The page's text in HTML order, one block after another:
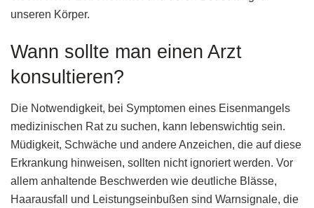
unseren Körper.
Wann sollte man einen Arzt
konsultieren?
Die Notwendigkeit, bei Symptomen eines Eisenmangels
medizinischen Rat zu suchen, kann lebenswichtig sein.
Müdigkeit, Schwäche und andere Anzeichen, die auf diese
Erkrankung hinweisen, sollten nicht ignoriert werden. Vor
allem anhaltende Beschwerden wie deutliche Blässe,
Haarausfall und Leistungseinbußen sind Warnsignale, die